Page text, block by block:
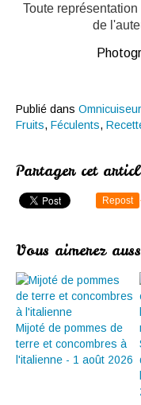
Toute
de
Publié dans Omnicuiseur
Fruits, Féculents,
Partager cet
Repost
Vous aimerez
Mijoté de pommes de
terre et concombres à
l'italienne - 1 août 2026